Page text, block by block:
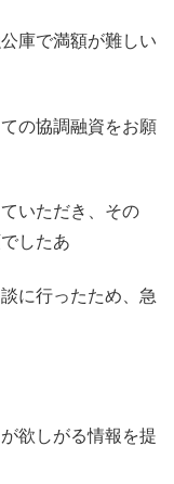
庫で満額が難しい
の協調融資をお願
いただき、その
したあ
に行ったため、急
欲しがる情報を提